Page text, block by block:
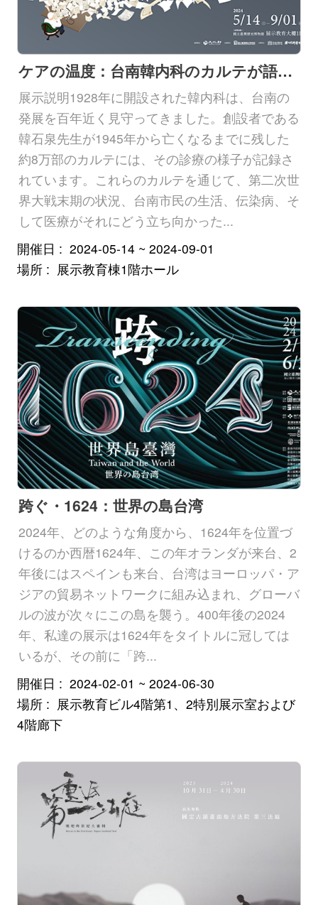
ケアの温度：台南韓内科のカルテが語る歴史
展示説明1928年に開設された韓内科は、台南の
発展を百年近く見守ってきました。創設者である
韓石泉先生が1945年から亡くなるまでに残した
約8万部のカルテには、その診療の様子が記録さ
れています。これらのカルテを通じて、第二次世
界大戦末期の状況、台南市民の生活、伝染病、そ
して医療がそれにどう立ち向かった...
開催日
2024-05-14 ~ 2024-09-01
場所
展示教育棟1階ホール
跨ぐ・1624：世界の島台湾
2024年、どのような角度から、1624年を位置づ
けるのか西暦1624年、この年オランダが来台、2
年後にはスペインも来台、台湾はヨーロッパ・ア
ジアの貿易ネットワークに組み込まれ、グローバ
ルの波が次々にこの島を襲う。400年後の2024
年、私達の展示は1624年をタイトルに冠しては
いるが、その前に「跨...
開催日
2024-02-01 ~ 2024-06-30
場所
展示教育ビル4階第1、2特別展示室および
4階廊下